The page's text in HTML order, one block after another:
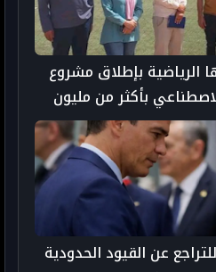
الرياضية بإطلاق مشروع
بأكثر من مليون
درهم
عن القيود الحدودية